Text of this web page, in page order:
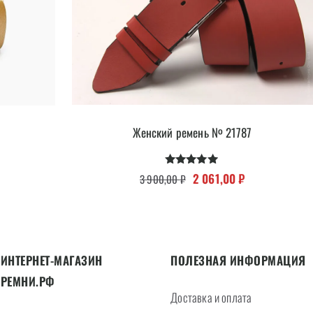
Женский ремень № 21787
Оценка
4.82
3 900,00₽ Первоначальная цена
2 061,00₽Текущая
ИНТЕРНЕТ-МАГАЗИН
РЕМНИ.РФ
ПОЛЕЗНАЯ ИНФОРМАЦИЯ
Доставка и оплата